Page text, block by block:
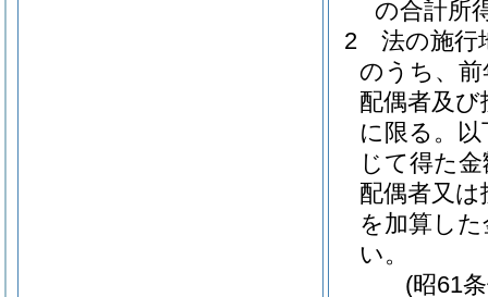
の合計所
2
法の施行
のうち、
配偶者及び
に限る。
じて得た
配偶者又
を加算した
い。
(昭61